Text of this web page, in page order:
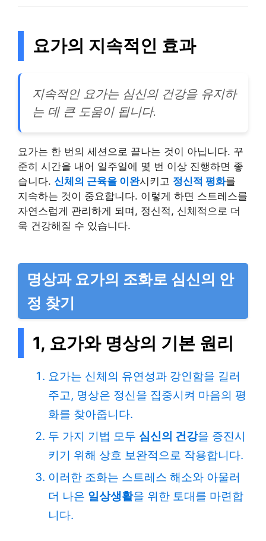
요가의 지속적인 효과
지속적인 요가는 심신의 건강을 유지하
는 데 큰 도움이 됩니다.
요가는 한 번의 세션으로 끝나는 것이 아닙니다. 꾸
준히 시간을 내어 일주일에 몇 번 이상 진행하면 좋
습니다. 신체의 근육을 이완시키고 정신적 평화를
지속하는 것이 중요합니다. 이렇게 하면 스트레스를
자연스럽게 관리하게 되며, 정신적, 신체적으로 더
욱 건강해질 수 있습니다.
명상과 요가의 조화로 심신의 안
정 찾기
1, 요가와 명상의 기본 원리
요가는 신체의 유연성과 강인함을 길러
주고, 명상은 정신을 집중시켜 마음의 평
화를 찾아줍니다.
두 가지 기법 모두 심신의 건강을 증진시
키기 위해 상호 보완적으로 작용합니다.
이러한 조화는 스트레스 해소와 아울러
더 나은 일상생활을 위한 토대를 마련합
니다.